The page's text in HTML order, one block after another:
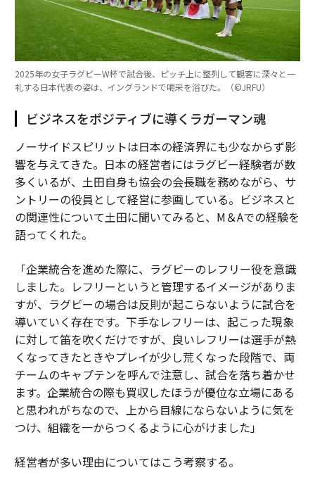
2025年の女子ラグビーW杯で試合後、ピッチ上に整列して観客に深々と一
礼する日本代表の姿は、イングランドで喝采を浴びた。（©︎JRFU）
ビジネスをポジティブに導くラガーマン魂
ノーサイドスピリットは日本の経済界にも少なからず影
響を与えてきた。日本の経営者にはラグビー経験者が数
多くいるが、土田自身も協会の会長職を務めながら、サ
ントリーの役員として経営に参画している。ビジネスと
の関連性について土田に聞いてみると、M＆Aでの経験を
語ってくれた。
「企業統合を進めた際に、ラグビーのレフリー役を意識
しました。レフリーというと管理するイメージがありま
すが、ラグビーの場合は反則が起こらないように試合を
導いていく存在です。下手なレフリーは、起こった現象
に対して笛を吹くだけですが、良いレフリーは選手が熱
くなってきたときやプレイが少し荒くなった段階で、両
チームのキャプテンを呼んで注意し、試合を落ち着かせ
ます。企業統合の際も買収したほうが優位な立場にある
と思われがちなので、上から目線にならないように気を
つけ、組織を一からつくるように心がけました」
経営者が多い理由についてはこう考察する。